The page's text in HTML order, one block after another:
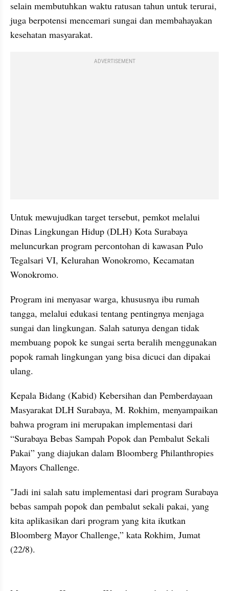
selain membutuhkan waktu ratusan tahun untuk terurai,
juga berpotensi mencemari sungai dan membahayakan
kesehatan masyarakat.
ADVERTISEMENT
Untuk mewujudkan target tersebut, pemkot melalui
Dinas Lingkungan Hidup (DLH) Kota Surabaya
meluncurkan program percontohan di kawasan Pulo
Tegalsari VI, Kelurahan Wonokromo, Kecamatan
Wonokromo.
Program ini menyasar warga, khususnya ibu rumah
tangga, melalui edukasi tentang pentingnya menjaga
sungai dan lingkungan. Salah satunya dengan tidak
membuang popok ke sungai serta beralih menggunakan
popok ramah lingkungan yang bisa dicuci dan dipakai
ulang.
Kepala Bidang (Kabid) Kebersihan dan Pemberdayaan
Masyarakat DLH Surabaya, M. Rokhim, menyampaikan
bahwa program ini merupakan implementasi dari
“Surabaya Bebas Sampah Popok dan Pembalut Sekali
Pakai” yang diajukan dalam Bloomberg Philanthropies
Mayors Challenge.
"Jadi ini salah satu implementasi dari program Surabaya
bebas sampah popok dan pembalut sekali pakai, yang
kita aplikasikan dari program yang kita ikutkan
Bloomberg Mayor Challenge,” kata Rokhim, Jumat
(22/8).